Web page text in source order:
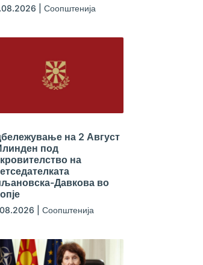
Соопштенија
на 2 Август
под
на
Давкова во
Соопштенија